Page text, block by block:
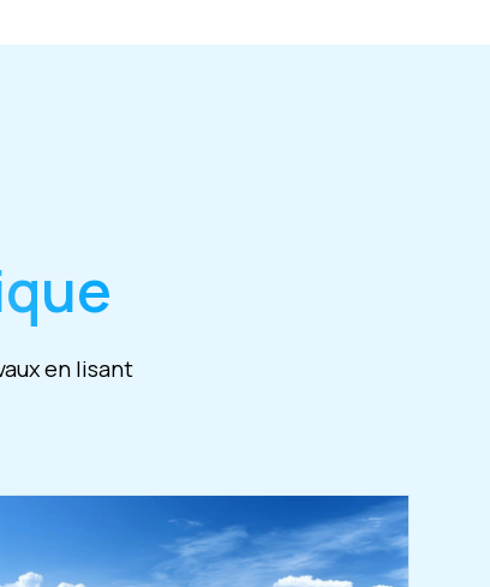
en lisant